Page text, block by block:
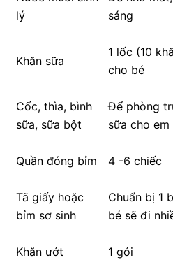
lý
sáng
Khăn sữa
1 lốc (10
cho bé
Cốc, thìa, bình
sữa, sữa bột
Để phòng
sữa cho
Quần đóng bỉm 4 -6 chiếc
Tã giấy hoặc
bỉm sơ sinh
Chuẩn bị 1
bé sẽ đi
Khăn ướt 1 gói